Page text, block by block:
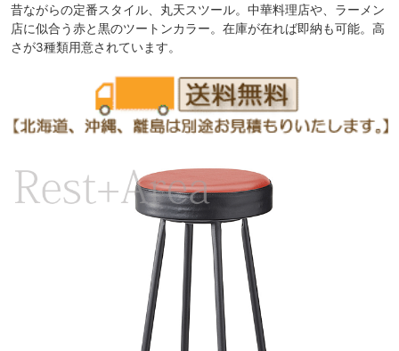
昔ながらの定番スタイル、丸天スツール。中華料理店や、ラーメン
店に似合う赤と黒のツートンカラー。在庫が在れば即納も可能。高
さが3種類用意されています。